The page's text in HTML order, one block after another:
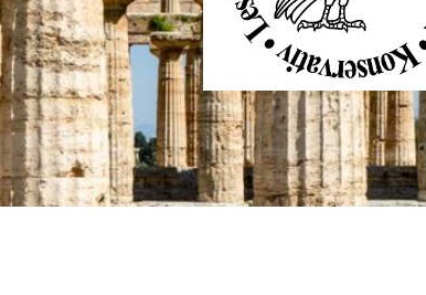
Liberal
Lesen